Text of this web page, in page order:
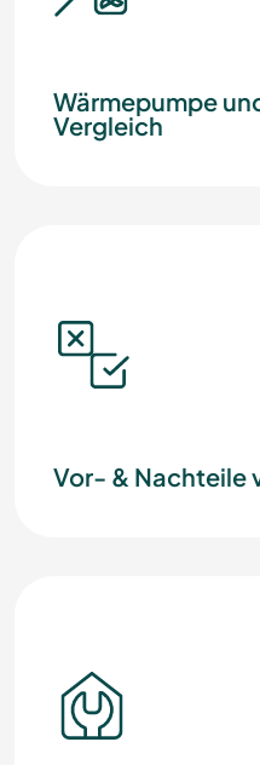
Wärmepumpe
Vergleich
Vor- & Nachteile